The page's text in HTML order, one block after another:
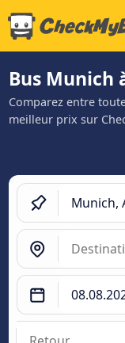
Bus Munich
Comparez entre
meilleur prix sur